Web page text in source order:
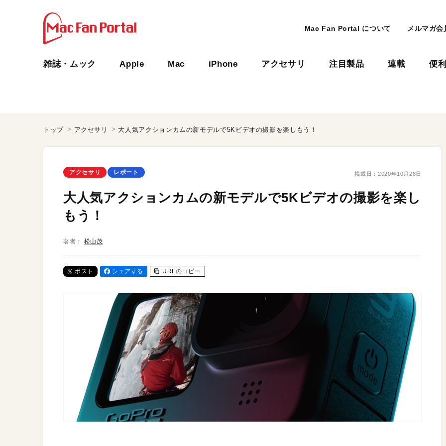
Mac Fan Portal について メルマガ会
雑誌・ムック Apple Mac iPhone アクセサリ 注目製品 連載 便
トップ アクセサリ 大人気アクションカムの新モデルで5Kビデオの撮影を楽しもう！
アクセサリ レポート 掲載日： 2020年10月28日
大人気アクションカムの新モデルで5Kビデオの撮影を楽し
もう！
著者： 松山茂
ポスト シェアする URLのコピー